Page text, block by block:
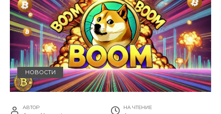
НОВОСТИ
АВТОР НА ЧТЕНИЕ